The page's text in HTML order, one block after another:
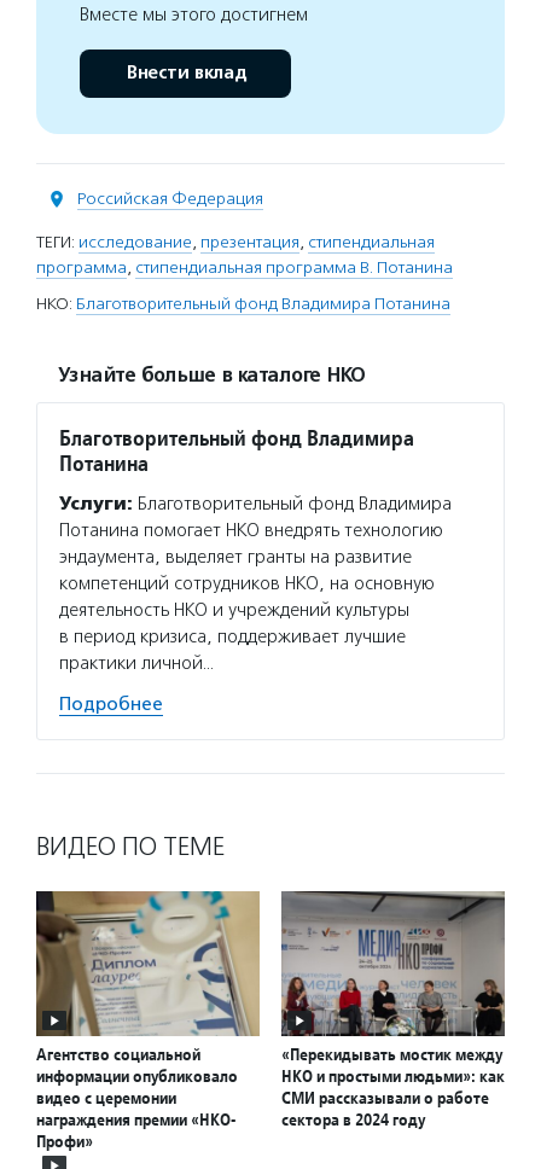
Вместе мы этого достигнем
Внести вклад
Российская Федерация
ТЕГИ: исследование, презентация, стипендиальная
программа, стипендиальная программа В. Потанина
НКО: Благотворительный фонд Владимира Потанина
Узнайте больше в каталоге НКО
Благотворительный фонд Владимира
Потанина
Услуги: Благотворительный фонд Владимира
Потанина помогает НКО внедрять технологию
эндаумента, выделяет гранты на развитие
компетенций сотрудников НКО, на основную
деятельность НКО и учреждений культуры
в период кризиса, поддерживает лучшие
практики личной…
Подробнее
ВИДЕО ПО ТЕМЕ
Агентство социальной
информации опубликовало
видео с церемонии
награждения премии «НКО-
Профи»
«Перекидывать мостик между
НКО и простыми людьми»: как
СМИ рассказывали о работе
сектора в 2024 году